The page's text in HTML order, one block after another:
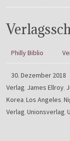
Philly Biblio
30. Dezember 2018
Verlag, James Ellroy,
Korea,Los Angeles,
Verlag,Unionsverlag,